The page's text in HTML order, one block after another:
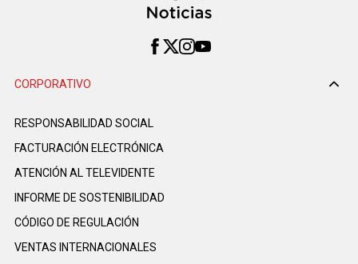
CORPORATIVO
RESPONSABILIDAD SOCIAL
FACTURACIÓN ELECTRÓNICA
ATENCIÓN AL TELEVIDENTE
INFORME DE SOSTENIBILIDAD
CÓDIGO DE REGULACIÓN
VENTAS INTERNACIONALES